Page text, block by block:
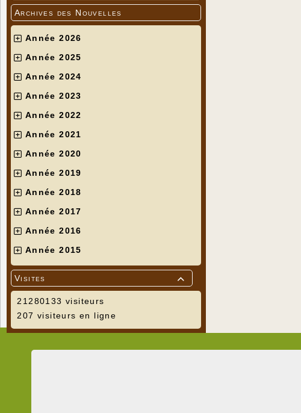
Archives des Nouvelles
Année 2026
Année 2025
Année 2024
Année 2023
Année 2022
Année 2021
Année 2020
Année 2019
Année 2018
Année 2017
Année 2016
Année 2015

Visites
21280133 visiteurs
207 visiteurs en ligne